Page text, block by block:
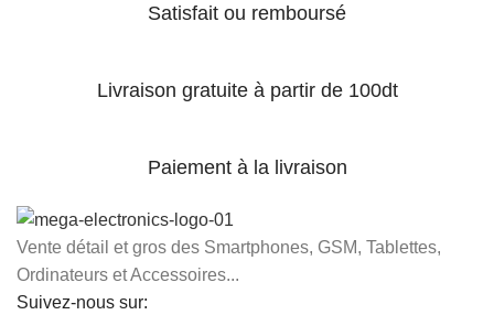
Satisfait ou remboursé
Livraison gratuite à partir de 100dt
Paiement à la livraison
Vente détail et gros des Smartphones, GSM, Tablettes,
Ordinateurs et Accessoires...
Suivez-nous sur: